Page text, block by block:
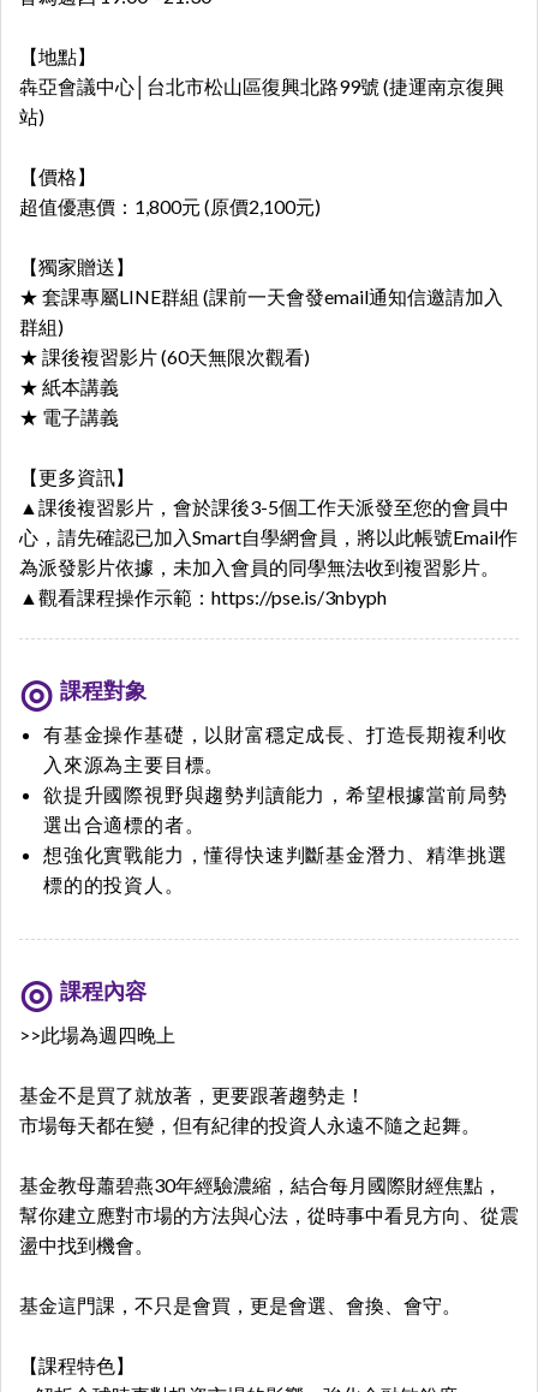
【地點】
犇亞會議中心│台北市松山區復興北路99號 (捷運南京復興
站)
【價格】
超值優惠價：1,800元 (原價2,100元)
【獨家贈送】
★ 套課專屬LINE群組 (課前一天會發email通知信邀請加入
群組)
★ 課後複習影片 (60天無限次觀看)
★ 紙本講義
★ 電子講義
【更多資訊】
▲課後複習影片，會於課後3-5個工作天派發至您的會員中
心，請先確認已加入Smart自學網會員，將以此帳號Email作
為派發影片依據，未加入會員的同學無法收到複習影片。
▲觀看課程操作示範： https://pse.is/3nbyph
課程對象
有基金操作基礎，以財富穩定成長、打造長期複利收
入來源為主要目標。
欲提升國際視野與趨勢判讀能力，希望根據當前局勢
選出合適標的者。
想強化實戰能力，懂得快速判斷基金潛力、精準挑選
標的的投資人。
課程內容
>>此場為週四晚上
基金不是買了就放著，更要跟著趨勢走！
市場每天都在變，但有紀律的投資人永遠不隨之起舞。
基金教母蕭碧燕30年經驗濃縮，結合每月國際財經焦點，
幫你建立應對市場的方法與心法，從時事中看見方向、從震
盪中找到機會。
基金這門課，不只是會買，更是會選、會換、會守。
【課程特色】